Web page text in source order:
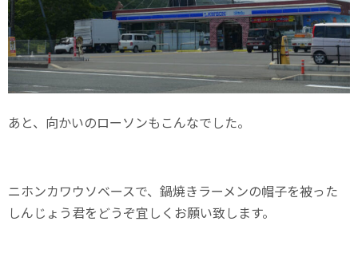
あと、向かいのローソンもこんなでした。
ニホンカワウソベースで、鍋焼きラーメンの帽子を被った
しんじょう君をどうぞ宜しくお願い致します。